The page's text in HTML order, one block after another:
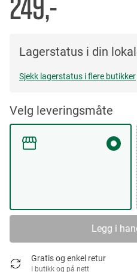
Lagerstatus i din
Sjekk lagerstatus i flere butikker
Velg leveringsmåte
Legg i
Gratis og enkel retur
I butikk og på nett
images
gallery